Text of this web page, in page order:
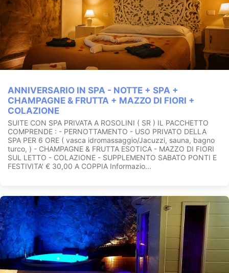
ANNIVERSARIO IN SPA - NOTTE + SPA +
CHAMPAGNE & FRUTTA + MAZZO DI FIORI +
COLAZIONE
SUITE CON SPA PRIVATA A ROSOLINI ( SR ) IL PACCHETTO
COMPRENDE : - PERNOTTAMENTO - USO PRIVATO DELLA
SPA PER 6 ORE ( vasca idromassaggio/Jacuzzi, sauna, bagno
turco, ) - CHAMPAGNE & FRUTTA ESOTICA - MAZZO DI FIORI
SUL LETTO - COLAZIONE - SUPPLEMENTO SABATO PONTI E
FESTIVITA' € 30,00 A COPPIA Informazio...